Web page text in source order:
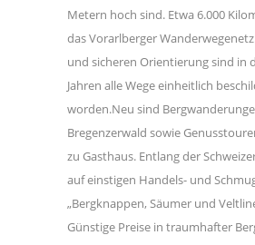
Metern hoch sind. Etwa 6.000
das Vorarlberger
und sicheren Orientierung sind in
Jahren alle Wege einheitlich
worden.Neu sind
Bregenzerwald sowie
zu Gasthaus. Entlang der
auf einstigen Handels- und
„Bergknappen, Säumer und
Günstige Preise in traumhafter